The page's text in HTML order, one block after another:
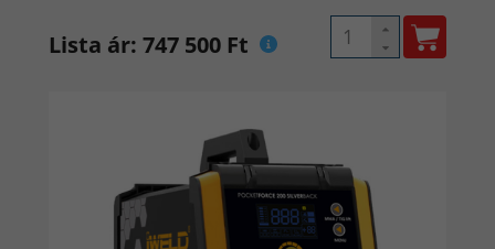
Lista ár: 747 500 Ft